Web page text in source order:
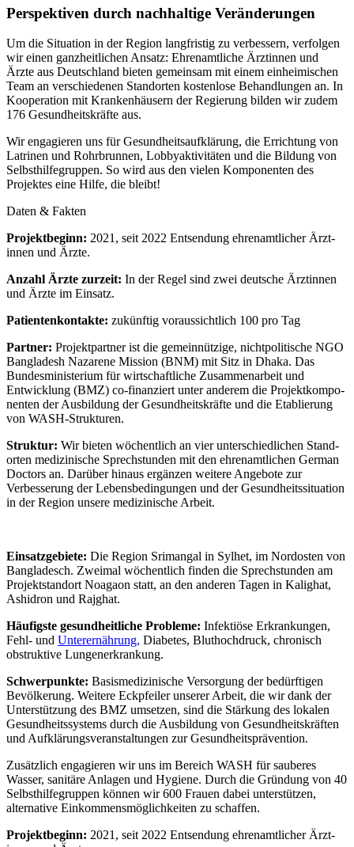
Perspektiven durch nach­haltige Verän­derungen
Um die Situation in der Region lang­fristig zu ver­bessern, verfolgen
wir einen ganz­heit­lichen Ansatz: Ehren­amtliche Ärzt­innen und
Ärzte aus Deutsch­land bieten gemeinsam mit einem einhei­mischen
Team an verschie­denen Stand­orten kosten­lose Behand­lungen an. In
Koopera­tion mit Kranken­häusern der Regie­rung bilden wir zudem
176 Gesund­heits­kräfte aus.
Wir enga­gieren uns für Gesund­heits­aufklärung, die Errich­tung von
Latrinen und Rohr­brunnen, Lobby­akti­vitäten und die Bildung von
Selbst­hilfe­gruppen. So wird aus den vielen Kompo­nenten des
Projektes eine Hilfe, die bleibt!
Daten & Fakten
Projektbeginn: 2021, seit 2022 Ent­sen­dung ehren­amtlicher Ärzt­
innen und Ärzte.
Anzahl Ärzte zurzeit: In der Regel sind zwei deutsche Ärzt­innen
und Ärzte im Einsatz.
Patienten­kontakte: zukün­ftig voraus­sichtlich 100 pro Tag
Partner: Projekt­partner ist die gemein­nützige, nicht­politische NGO
Bangladesh Nazarene Mission (BNM) mit Sitz in Dhaka. Das
Bundes­ministerium für wirt­schaft­liche Zusammen­arbeit und
Entwick­lung (BMZ) co-finanziert unter anderem die Projekt­kompo­
nenten der Aus­bildung der Gesund­heits­kräfte und die Etab­lierung
von WASH-Strukturen.
Struktur: Wir bieten wöchent­lich an vier unter­schied­lichen Stand­
orten medi­zinische Sprech­stunden mit den ehren­amt­lichen German
Doctors an. Darüber hinaus ergänzen weitere Ange­bote zur
Verbesse­rung der Lebens­beding­ungen und der Gesund­heits­situation
in der Region unsere medi­zinische Arbeit.
Einsatz­gebiete: Die Region Srimangal in Sylhet, im Nordosten von
Bangla­desch. Zweimal wöchent­lich finden die Sprech­stunden am
Projekt­standort Noagaon statt, an den anderen Tagen in Kalighat,
Ashidron und Rajghat.
Häufigste gesund­heit­liche Probleme: Infek­tiöse Erkrank­ungen,
Fehl- und Unter­ernährung, Diabetes, Blut­hoch­druck, chronisch
obstruktive Lungen­erkrankung.
Schwer­punkte: Basis­medi­zinische Versor­gung der bedürf­tigen
Bevöl­kerung. Weitere Eck­pfeiler unserer Arbeit, die wir dank der
Unter­stützung des BMZ umsetzen, sind die Stär­kung des lokalen
Gesund­heits­systems durch die Ausbildung von Gesund­heits­kräften
und Auf­klärungs­veran­staltungen zur Gesund­heits­prävention.
Zusätzlich enga­gieren wir uns im Bereich WASH für sauberes
Wasser, sani­täre Anlagen und Hygiene. Durch die Gründung von 40
Selbst­hilfe­gruppen können wir 600 Frauen dabei unter­stützen,
alternative Einkommens­möglich­keiten zu schaffen.
Projektbeginn: 2021, seit 2022 Ent­sen­dung ehren­amtlicher Ärzt­